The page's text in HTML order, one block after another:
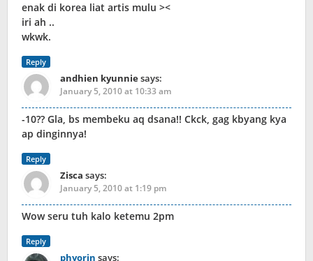
enak di korea liat artis mulu ><
iri ah ..
wkwk.
Reply
andhien kyunniesays:
January 5, 2010 at 10:33 am
-10?? Gla, bs membeku aq dsana!! Ckck, gag kbyang kya
ap dinginnya!
Reply
Zisca says:
January 5, 2010 at 1:19 pm
Wow seru tuh kalo ketemu 2pm
Reply
phyorin says: